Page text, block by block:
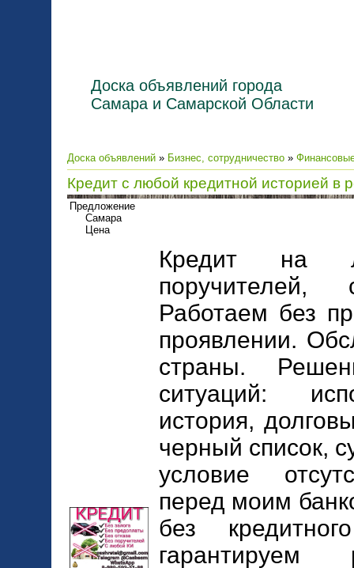
Доска объявлений города
Самара и Самарской Области
Доска объявлений » Бизнес, сотрудничество »
Кредит с любой кредитной историей в
Предложение
Самара
Цена
Кредит на
Работаем без
проявлении.
страны.
ситуаций:
история,
черный список,
условие
перед моим
без
гарантируем